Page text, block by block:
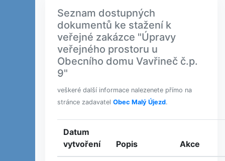
Seznam dostupných
dokumentů ke stažení k
veřejné zakázce "Úpravy
veřejného prostoru u
Obecního domu Vavřineč č.p.
9"
veškeré další informace nalezenete přímo na
stránce zadavatel Obec Malý Újezd.
Datum
vytvoření
Popis Akce